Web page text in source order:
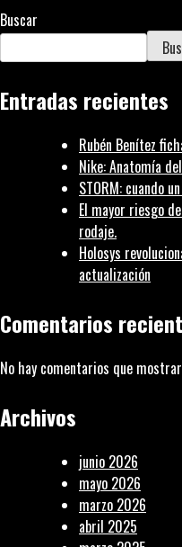
Buscar
Entradas recientes
Rubén Benítez
Nike: Anatomía
STORM: cuando
El mayor riesgo
rodaje.
Holosys
actualización
Comentarios
No hay comentarios que
Archivos
junio 2026
mayo 2026
marzo 2026
abril 2025